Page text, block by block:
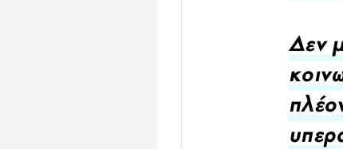
Δεν